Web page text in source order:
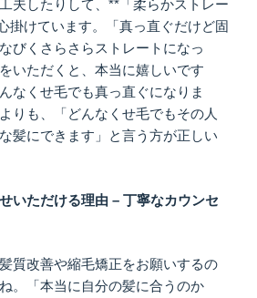
夫したりして、**「柔らかストレー
掛けています。「真っ直ぐだけど固
びくさらさらストレートになっ
いただくと、本当に嬉しいです
なくせ毛でも真っ直ぐになりま
りも、「どんなくせ毛でもその人
髪にできます」と言う方が正しい
いただける理由 – 丁寧なカウンセ
質改善や縮毛矯正をお願いするの
。「本当に自分の髪に合うのか